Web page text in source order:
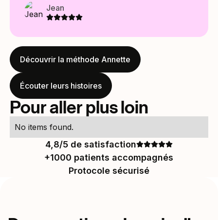
Jean
Découvrir la méthode Annette
Écouter leurs histoires
Pour aller plus loin
No items found.
4,8/5 de satisfaction
+1000 patients accompagnés
Protocole sécurisé